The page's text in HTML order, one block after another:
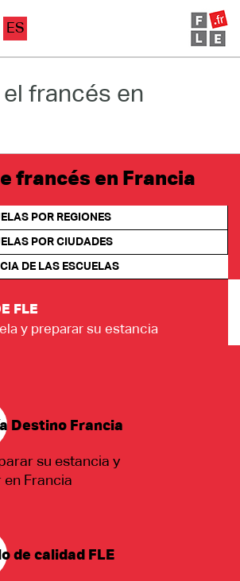
línea
FLE
ES
francés en
francés en Francia
POR REGIONES
POR CIUDADES
DE LAS ESCUELAS
FLE
y preparar su estancia
Destino Francia
su estancia y
en Francia
de calidad FLE